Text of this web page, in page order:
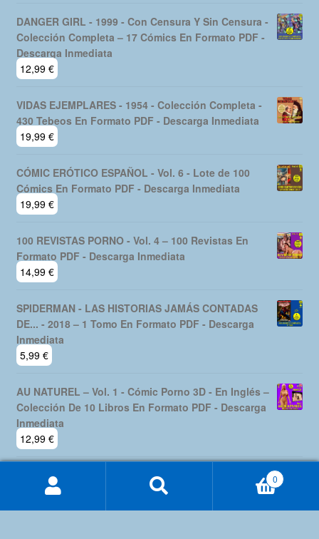
DANGER GIRL - 1999 - Con Censura Y Sin Censura -
Colección Completa – 17 Cómics En Formato PDF -
Descarga Inmediata
12,99 €
VIDAS EJEMPLARES - 1954 - Colección Completa -
430 Tebeos En Formato PDF - Descarga Inmediata
19,99 €
CÓMIC ERÓTICO ESPAÑOL - Vol. 6 - Lote de 100
Cómics En Formato PDF - Descarga Inmediata
19,99 €
100 REVISTAS PORNO - Vol. 4 – 100 Revistas En
Formato PDF - Descarga Inmediata
14,99 €
SPIDERMAN - LAS HISTORIAS JAMÁS CONTADAS
DE... - 2018 – 1 Tomo En Formato PDF - Descarga
Inmediata
5,99 €
AU NATUREL – Vol. 1 - Cómic Porno 3D - En Inglés –
Colección De 10 Libros En Formato PDF - Descarga
Inmediata
12,99 €
por:
0